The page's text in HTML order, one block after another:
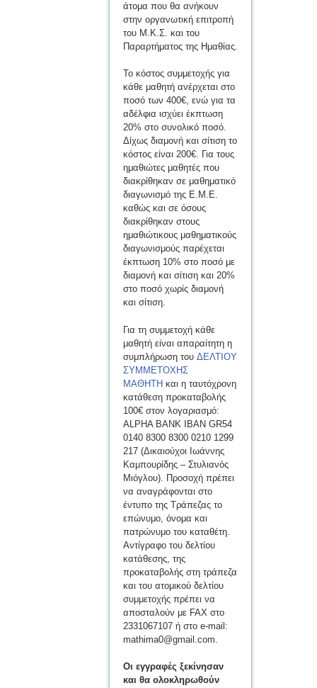
άτομα που θα ανήκουν
στην οργανωτική επιτροπή
του Μ.Κ.Σ. και του
Παραρτήματος της Ημαθίας.
Το κόστος συμμετοχής για
κάθε μαθητή ανέρχεται στο
ποσό των 400€, ενώ για τα
αδέλφια ισχύει έκπτωση
20% στο συνολικό ποσό.
Δίχως διαμονή και σίτιση το
κόστος είναι 200€. Για τους
ημαθιώτες μαθητές που
διακρίθηκαν σε μαθηματικό
διαγωνισμό της Ε.Μ.Ε.
καθώς και σε όσους
διακρίθηκαν στους
ημαθιώτικους μαθηματικούς
διαγωνισμούς παρέχεται
έκπτωση 10% στο ποσό με
διαμονή και σίτιση και 20%
στο ποσό χωρίς διαμονή
και σίτιση.
Για τη συμμετοχή κάθε
μαθητή είναι απαραίτητη η
συμπλήρωση του ΔΕΛΤΙΟΥ
ΣΥΜΜΕΤΟΧΗΣ
ΜΑΘΗΤΗ και η ταυτόχρονη
κατάθεση προκαταβολής
100€ στον λογαριασμό:
ALPHA BANK IBAN GR54
0140 8300 8300 0210 1299
217 (Δικαιούχοι Ιωάννης
Καμπουρίδης – Στυλιανός
Μιόγλου). Προσοχή πρέπει
να αναγράφονται στο
έντυπο της Τράπεζας το
επώνυμο, όνομα και
πατρώνυμο του καταθέτη.
Αντίγραφο του δελτίου
κατάθεσης, της
προκαταβολής στη τράπεζα
και του ατομικού δελτίου
συμμετοχής πρέπει να
αποσταλούν με FAX στο
2331067107 ή στο e-mail:
mathima0@gmail.com.
Οι εγγραφές ξεκίνησαν
και θα ολοκληρωθούν